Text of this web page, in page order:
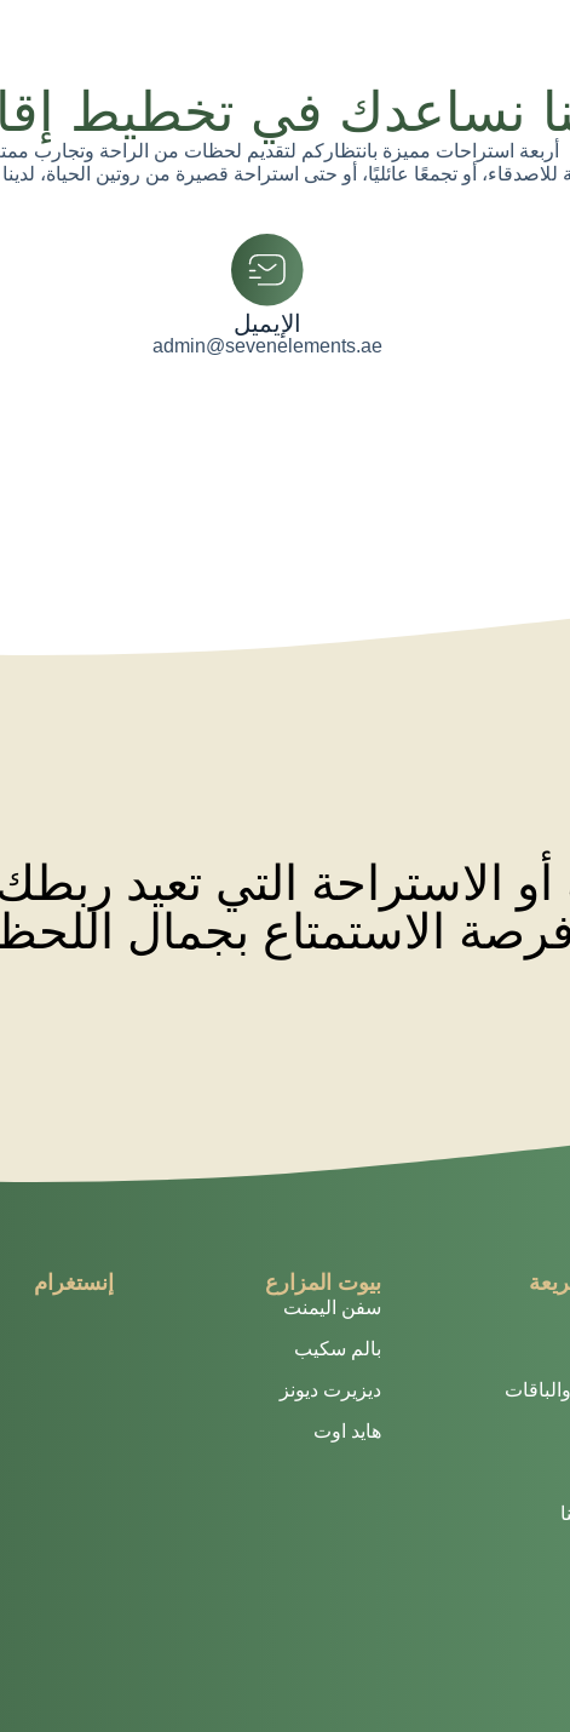
نساعدك في تخطيط
أربعة استراحات مميزة بانتظاركم لتقديم لحظات من الراحة وتجارب
أو تجمعًا عائليًا، أو حتى استراحة قصيرة من روتين الحياة،
الإيميل
admin@sevenelements.ae
أو الاستراحة التي تعيد
الاستمتاع بجمال
بيوت المزارع
سفن اليمنت
بالم سكيب
ديزيرت ديونز
هايد اوت
إنستغرام
Every escape has its own personality. Palm Escape,
🌿 A new month is a reminder that so